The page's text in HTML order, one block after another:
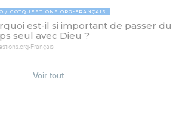
GOTQUESTIONS.ORG-FRANÇAIS
est-il si important de passer du
seul avec Dieu ?
Français
Voir tout